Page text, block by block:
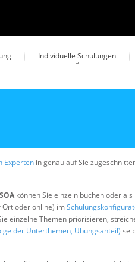
Individuelle Schulungen
Experten in genau auf Sie
SOA können Sie einzeln buchen oder als
oder online) im
einzelne Themen priorisieren,
der Unterthemen, Übungsanteil)